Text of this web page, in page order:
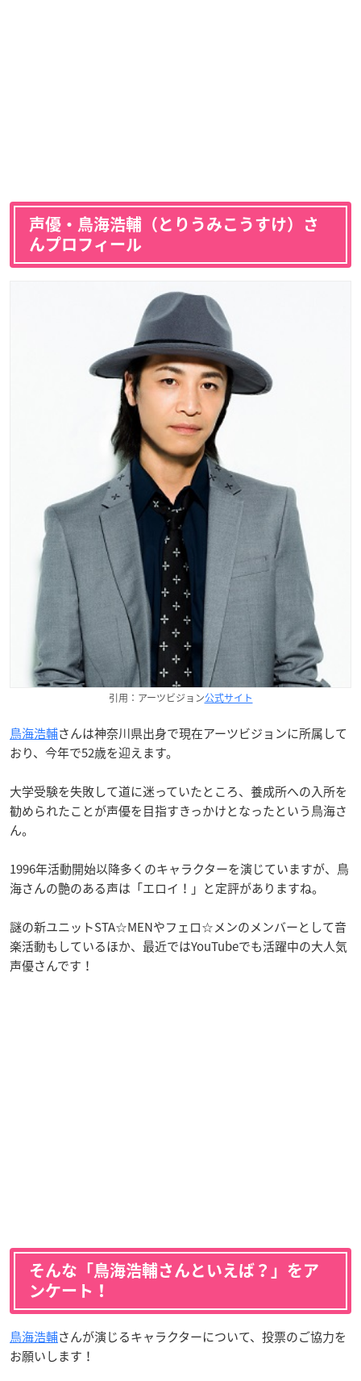
声優・鳥海浩輔（とりうみこうすけ）さ
んプロフィール
引用：アーツビジョン公式サイト
鳥海浩輔さんは神奈川県出身で現在アーツビジョンに所属して
おり、今年で52歳を迎えます。
大学受験を失敗して道に迷っていたところ、養成所への入所を
勧められたことが声優を目指すきっかけとなったという鳥海さ
ん。
1996年活動開始以降多くのキャラクターを演じていますが、鳥
海さんの艶のある声は「エロイ！」と定評がありますね。
謎の新ユニットSTA☆MENやフェロ☆メンのメンバーとして音
楽活動もしているほか、最近ではYouTubeでも活躍中の大人気
声優さんです！
そんな「鳥海浩輔さんといえば？」をア
ンケート！
鳥海浩輔さんが演じるキャラクターについて、投票のご協力を
お願いします！